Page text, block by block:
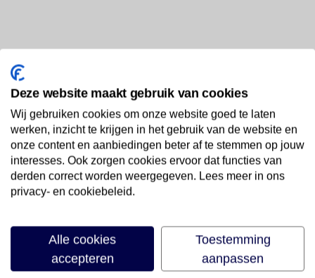
Deze website maakt gebruik van cookies
Wij gebruiken cookies om onze website goed te laten
werken, inzicht te krijgen in het gebruik van de website en
onze content en aanbiedingen beter af te stemmen op jouw
interesses. Ook zorgen cookies ervoor dat functies van
derden correct worden weergegeven. Lees meer in ons
privacy- en cookiebeleid.
Alle cookies
accepteren
Toestemming
aanpassen